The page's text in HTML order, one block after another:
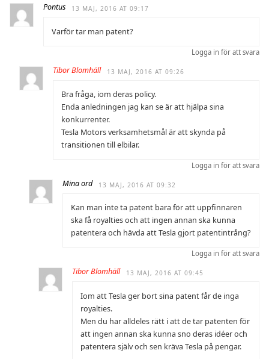
Pontus 13 MAJ, 2016 AT 09:17
Varför tar man patent?
Logga in för att svara
Tibor Blomhäll 13 MAJ, 2016 AT 09:26
Bra fråga, iom deras policy.
Enda anledningen jag kan se är att hjälpa sina
konkurrenter.
Tesla Motors verksamhetsmål är att skynda på
transitionen till elbilar.
Logga in för att svara
Mina ord 13 MAJ, 2016 AT 09:32
Kan man inte ta patent bara för att uppfinnaren
ska få royalties och att ingen annan ska kunna
patentera och hävda att Tesla gjort patentintrång?
Logga in för att svara
Tibor Blomhäll 13 MAJ, 2016 AT 09:45
Iom att Tesla ger bort sina patent får de inga
royalties.
Men du har alldeles rätt i att de tar patenten för
att ingen annan ska kunna sno deras idéer och
patentera själv och sen kräva Tesla på pengar.